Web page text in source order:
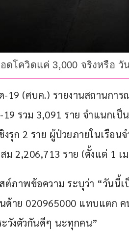
ดโควิดแค่ 3,000 จริงหรือ
19 (ศบค.) รายงานสถานกา
รวม 3,091 ราย จำแนกเป็
รุก 2 ราย ผู้ป่วยภายในเรือน
ม 2,206,713 ราย (ตั้งแต่ 1 เ
ต์ภาพข้อความ ระบุว่า “วันนี้
ด้าย 020965000 แทบแตก ค
วังตัวกันดีๆ นะทุกคน”